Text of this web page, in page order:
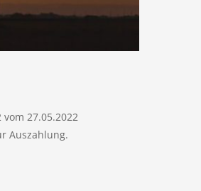
27.05.2022
Auszahlung.